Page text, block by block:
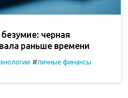
черная
раньше времени
#личные финансы